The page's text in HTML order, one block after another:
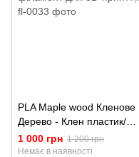
PLA Maple wood Кленове
Дерево - Клен пластик/
філамент для 3D-
1 000 грн 1 200 грн
Немає в наявності